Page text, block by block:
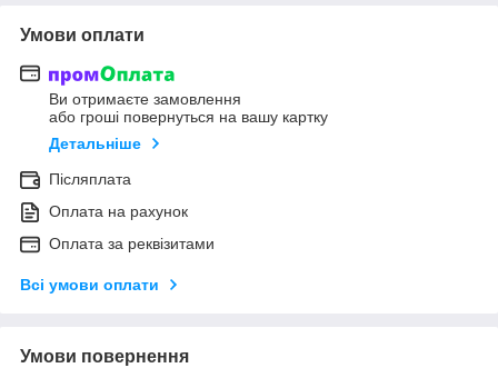
Умови оплати
Ви отримаєте замовлення
або гроші повернуться на вашу картку
Детальніше
Післяплата
Оплата на рахунок
Оплата за реквізитами
Всі умови оплати
Умови повернення